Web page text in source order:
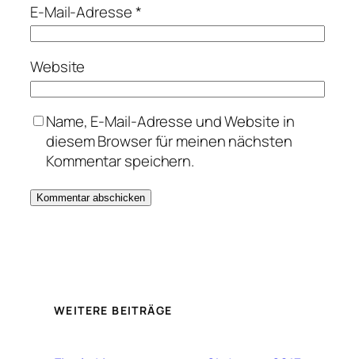
E-Mail-Adresse*
Website
Name, E-Mail-Adresse und Website in
diesem Browser für meinen nächsten
Kommentar speichern.
WEITERE BEITRÄGE